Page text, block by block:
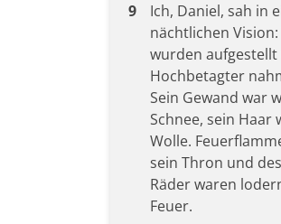
9
Ich, Daniel, sah in
nächtlichen
wurden aufgestellt
Hochbetagter
Sein Gewand war
Schnee, sein Haar
Wolle.
sein Thron und
Räder waren
Feuer.